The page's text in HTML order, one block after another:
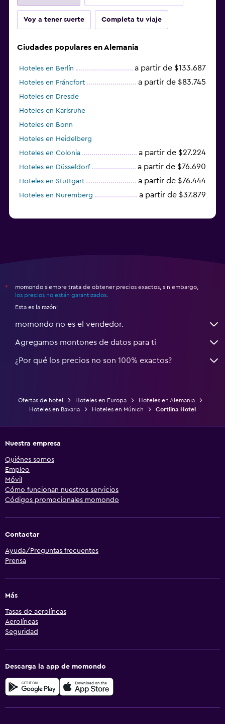
Voy a tener suerte Completa tu viaje
Ciudades populares en Alemania
Hoteles en Berlín a partir de $133.687
Hoteles en Fráncfort a partir de $83.745
Hoteles en Dresde
Hoteles en Karlsruhe
Hoteles en Bonn
Hoteles en Heidelberg
Hoteles en Colonia
a partir de $27.224
Hoteles en Düsseldorf a partir de $76.690
Hoteles en Stuttgart a partir de $76.444
Hoteles en Nuremberg a partir de $37.879
*
momondo siempre trata de obtener precios exactos, sin embargo,
los precios no están garantizados
Esta es la razón:
momondo no es el vendedor.
Agregamos montones de datos para ti
¿Por qué los precios no son 100% exactos?
Ofertas de hotel Hoteles en Europa
Hoteles en Alemania
Hoteles en Bavaria
Hoteles en Múnich Cortiina Hotel
Nuestra empresa
Quiénes somos
Empleo
Móvil
Cómo funcionan nuestros servicios
Códigos promocionales momondo
Contactar
Ayuda/Preguntas frecuentes
Prensa
Más
Tasas de aerolíneas
Aerolíneas
Seguridad
Descarga la app de momondo